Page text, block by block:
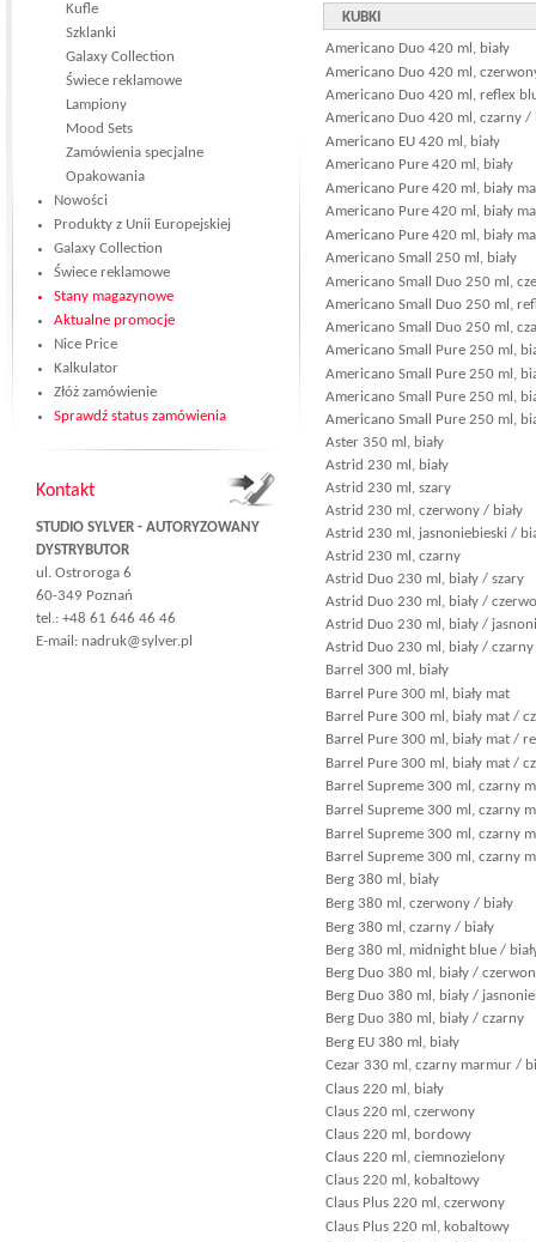
Kufle
Szklanki
Galaxy Collection
Świece reklamowe
Lampiony
Mood Sets
Zamówienia specjalne
Opakowania
Nowości
Produkty z Unii Europejskiej
Galaxy Collection
Świece reklamowe
Stany magazynowe
Aktualne promocje
Nice Price
Kalkulator
Złóż zamówienie
Sprawdź status zamówienia
Kontakt
STUDIO SYLVER - AUTORYZOWANY
DYSTRYBUTOR
ul. Ostroroga 6
60-349 Poznań
tel.: +48 61 646 46 46
E-mail: nadruk@sylver.pl
KUBKI
Americano Duo 420 ml, biały
Americano Duo 420 ml,
Americano Duo 420 ml, reflex
Americano Duo 420 ml, czarny /
Americano EU 420 ml, biały
Americano Pure 420 ml, biały
Americano Pure 420 ml, biały
Americano Pure 420 ml, biały
Americano Pure 420 ml, biały
Americano Small 250 ml, biały
Americano Small Duo 250 ml,
Americano Small Duo 250 ml,
Americano Small Duo 250 ml,
Americano Small Pure 250 ml,
Americano Small Pure 250 ml,
Americano Small Pure 250 ml,
Americano Small Pure 250 ml,
Aster 350 ml, biały
Astrid 230 ml, biały
Astrid 230 ml, szary
Astrid 230 ml, czerwony / biały
Astrid 230 ml, jasnoniebieski /
Astrid 230 ml, czarny
Astrid Duo 230 ml, biały / szary
Astrid Duo 230 ml, biały /
Astrid Duo 230 ml, biały /
Astrid Duo 230 ml, biały / czarny
Barrel 300 ml, biały
Barrel Pure 300 ml, biały mat
Barrel Pure 300 ml, biały mat /
Barrel Pure 300 ml, biały mat /
Barrel Pure 300 ml, biały mat /
Barrel Supreme 300 ml, czarny
Barrel Supreme 300 ml, czarny
Barrel Supreme 300 ml, czarny
Barrel Supreme 300 ml, czarny
Berg 380 ml, biały
Berg 380 ml, czerwony / biały
Berg 380 ml, czarny / biały
Berg 380 ml, midnight blue /
Berg Duo 380 ml, biały /
Berg Duo 380 ml, biały /
Berg Duo 380 ml, biały / czarny
Berg EU 380 ml, biały
Cezar 330 ml, czarny marmur /
Claus 220 ml, biały
Claus 220 ml, czerwony
Claus 220 ml, bordowy
Claus 220 ml, ciemnozielony
Claus 220 ml, kobaltowy
Claus Plus 220 ml, czerwony
Claus Plus 220 ml, kobaltowy